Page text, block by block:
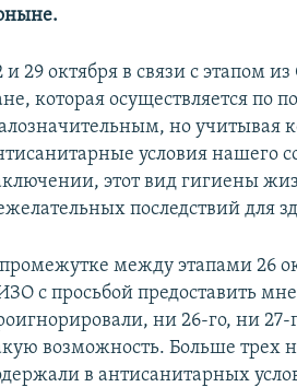
и 29 октября в связи с этапом
которая осуществляется по
но учитывая
условия нашего
этот вид гигиены
последствий для
между этапами 26
с просьбой предоставить
ни 26-го, ни
возможность. Больше трех
в антисанитарных